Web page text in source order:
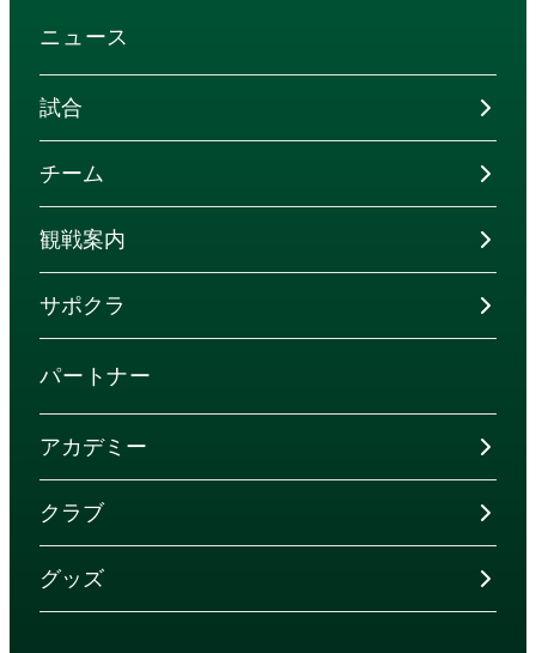
ニュース
試合
チーム
観戦案内
サポクラ
パートナー
アカデミー
クラブ
グッズ